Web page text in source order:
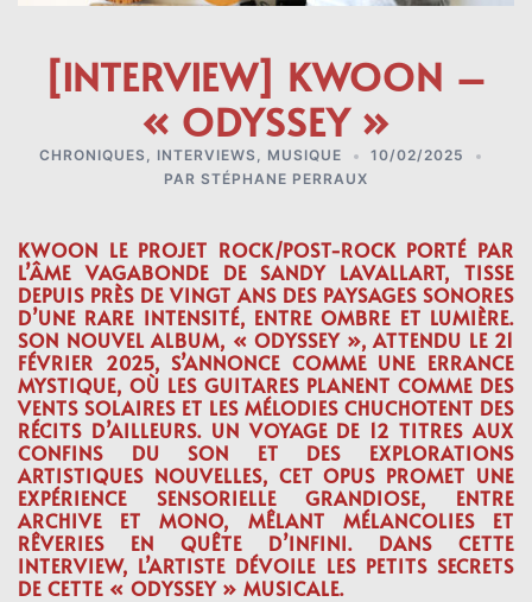
[INTERVIEW] KWOON –
« ODYSSEY »
CHRONIQUES INTERVIEWS MUSIQUE
10/02/2025
PAR STÉPHANE PERRAUX
KWOON LE PROJET ROCK/POST-ROCK PORTÉ PAR
L’ÂME VAGABONDE DE SANDY LAVALLART, TISSE
DEPUIS PRÈS DE VINGT ANS DES PAYSAGES SONORES
D’UNE RARE INTENSITÉ, ENTRE OMBRE ET LUMIÈRE.
SON NOUVEL ALBUM, « ODYSSEY », ATTENDU LE 21
FÉVRIER 2025, S’ANNONCE COMME UNE ERRANCE
MYSTIQUE, OÙ LES GUITARES PLANENT COMME DES
VENTS SOLAIRES ET LES MÉLODIES CHUCHOTENT DES
RÉCITS D’AILLEURS. UN VOYAGE DE 12 TITRES AUX
CONFINS DU SON ET DES EXPLORATIONS
ARTISTIQUES NOUVELLES, CET OPUS PROMET UNE
EXPÉRIENCE SENSORIELLE GRANDIOSE, ENTRE
ARCHIVE ET MONO, MÊLANT MÉLANCOLIES ET
RÊVERIES EN QUÊTE D’INFINI. DANS CETTE
INTERVIEW, L’ARTISTE DÉVOILE LES PETITS SECRETS
DE CETTE « ODYSSEY » MUSICALE.